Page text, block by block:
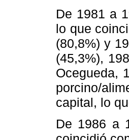
De 1981 a
lo que
(80,8%) y
(45,3%),
Ocegueda,
porcino/
capital, lo
De 1986 a